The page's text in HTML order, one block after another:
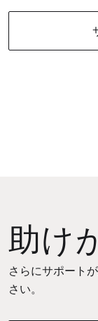
助け
さらにサポート
さい。